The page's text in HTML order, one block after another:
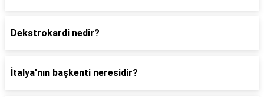
Dekstrokardi nedir?
İtalya'nın başkenti neresidir?